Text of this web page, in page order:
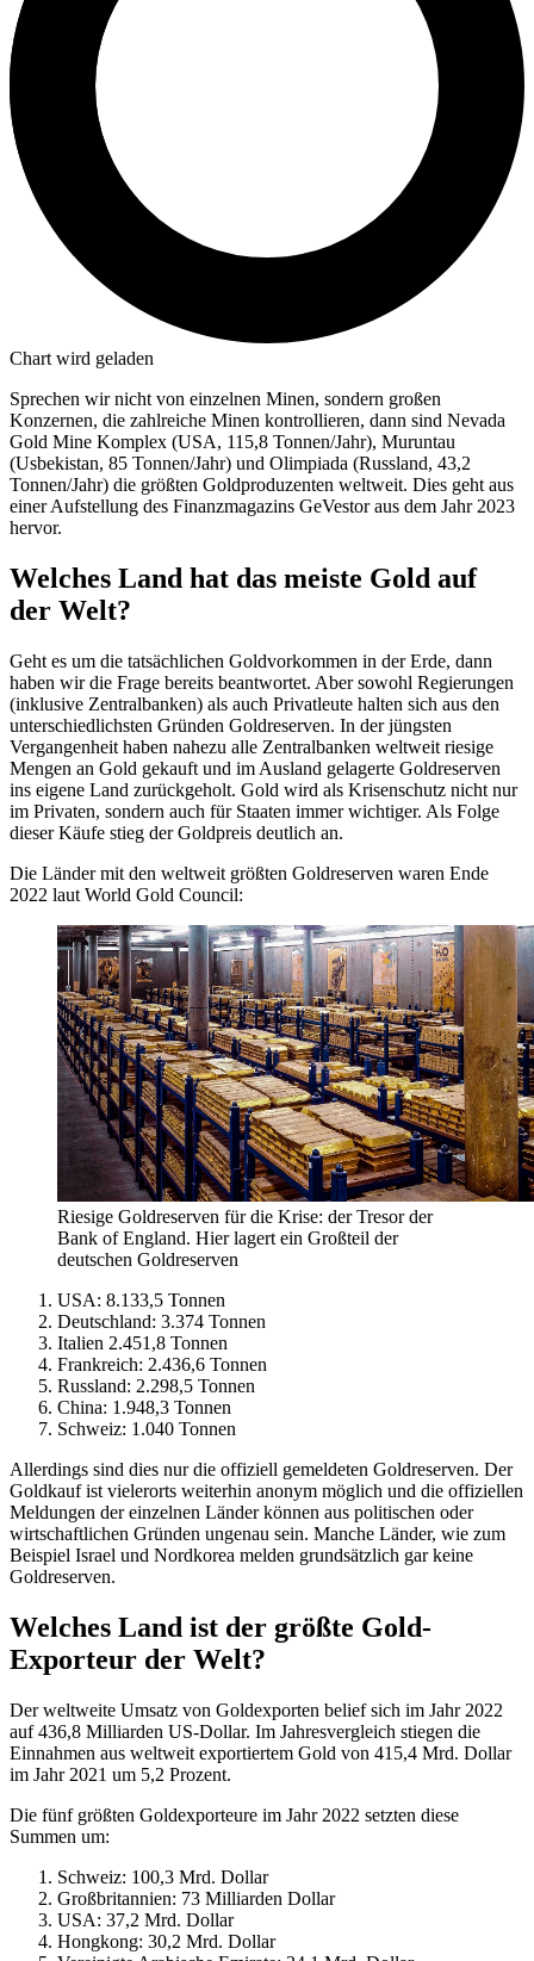
Chart wird geladen
Sprechen wir nicht von einzelnen Minen, sondern großen
Konzernen, die zahlreiche Minen kontrollieren, dann sind Nevada
Gold Mine Komplex (USA, 115,8 Tonnen/Jahr), Muruntau
(Usbekistan, 85 Tonnen/Jahr) und Olimpiada (Russland, 43,2
Tonnen/Jahr) die größten Goldproduzenten weltweit. Dies geht aus
einer Aufstellung des Finanzmagazins GeVestor aus dem Jahr 2023
hervor.
Welches Land hat das meiste Gold auf
der Welt?
Geht es um die tatsächlichen Goldvorkommen in der Erde, dann
haben wir die Frage bereits beantwortet. Aber sowohl Regierungen
(inklusive Zentralbanken) als auch Privatleute halten sich aus den
unterschiedlichsten Gründen Goldreserven. In der jüngsten
Vergangenheit haben nahezu alle Zentralbanken weltweit riesige
Mengen an Gold gekauft und im Ausland gelagerte Goldreserven
ins eigene Land zurückgeholt. Gold wird als Krisenschutz nicht nur
im Privaten, sondern auch für Staaten immer wichtiger. Als Folge
dieser Käufe stieg der Goldpreis deutlich an.
Die Länder mit den weltweit größten Goldreserven waren Ende
2022 laut World Gold Council:
Riesige Goldreserven für die Krise: der Tresor der
Bank of England. Hier lagert ein Großteil der
deutschen Goldreserven
USA: 8.133,5 Tonnen
Deutschland: 3.374 Tonnen
Italien 2.451,8 Tonnen
Frankreich: 2.436,6 Tonnen
Russland: 2.298,5 Tonnen
China: 1.948,3 Tonnen
Schweiz: 1.040 Tonnen
Allerdings sind dies nur die offiziell gemeldeten Goldreserven. Der
Goldkauf ist vielerorts weiterhin anonym möglich und die offiziellen
Meldungen der einzelnen Länder können aus politischen oder
wirtschaftlichen Gründen ungenau sein. Manche Länder, wie zum
Beispiel Israel und Nordkorea melden grundsätzlich gar keine
Goldreserven.
Welches Land ist der größte Gold-
Exporteur der Welt?
Der weltweite Umsatz von Goldexporten belief sich im Jahr 2022
auf 436,8 Milliarden US-Dollar. Im Jahresvergleich stiegen die
Einnahmen aus weltweit exportiertem Gold von 415,4 Mrd. Dollar
im Jahr 2021 um 5,2 Prozent.
Die fünf größten Goldexporteure im Jahr 2022 setzten diese
Summen um:
Schweiz: 100,3 Mrd. Dollar
Großbritannien: 73 Milliarden Dollar
USA: 37,2 Mrd. Dollar
Hongkong: 30,2 Mrd. Dollar